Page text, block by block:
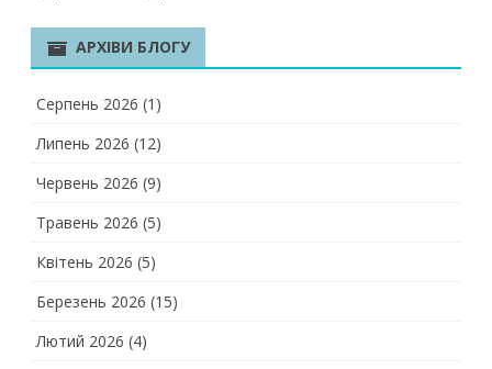
АРХІВИ БЛОГУ
Серпень 2026 (1)
Липень 2026 (12)
Червень 2026 (9)
Травень 2026 (5)
Квітень 2026 (5)
Березень 2026 (15)
Лютий 2026 (4)